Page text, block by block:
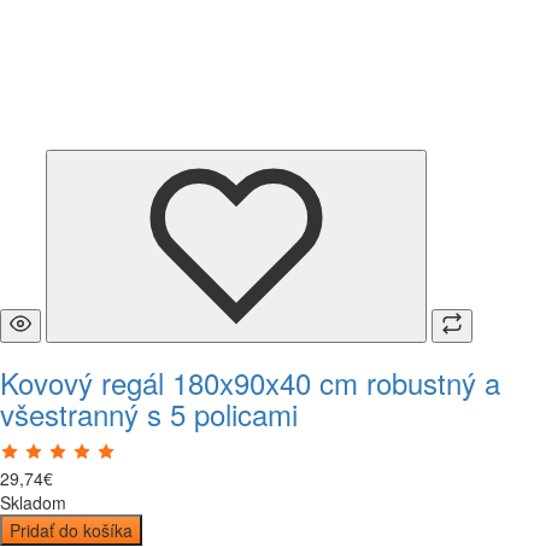
Kovový regál 180x90x40 cm robustný a
všestranný s 5 policami
29,74€
Skladom
Pridať do košíka